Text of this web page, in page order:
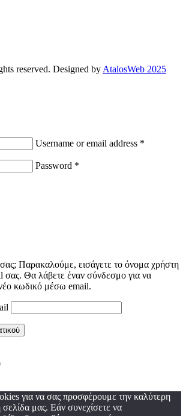
reserved. Designed by AtalosWeb 2025
Username or email address *
Password *
Παρακαλούμε, εισάγετε το όνομα χρήστη
σας. Θα λάβετε έναν σύνδεσμο για να
κωδικό μέσω email.
για να σας προσφέρουμε την καλύτερη
σελίδα μας. Εάν συνεχίσετε να